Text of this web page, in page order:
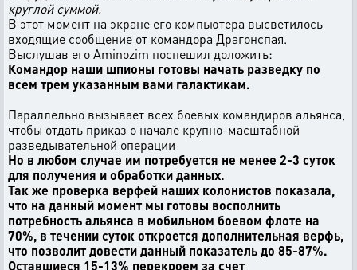
круглой суммой.
В этот момент на экране его компьютера высветилось
входящие сообщение от командора Драгонспая.
Выслушав его Aminozim поспешил доложить:
Командор наши шпионы готовы начать разведку по
всем трем указанным вами галактикам.
Параллельно вызывает всех боевых командиров альянса,
чтобы отдать приказ о начале крупно-масштабной
разведывательной операции
Но в любом случае им потребуется не менее 2-3 суток
для получения и обработки данных.
Так же проверка верфей наших колонистов показала,
что на данный момент мы готовы восполнить
потребность альянса в мобильном боевом флоте на
70%, в течении суток откроется дополнительная верфь,
что позволит довести данный показатель до 85-87%.
Оставшиеся 15-13% перекроем за счет